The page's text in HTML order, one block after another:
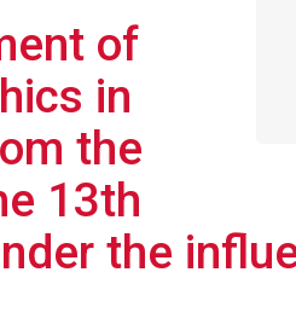
of
in
the
13th
the